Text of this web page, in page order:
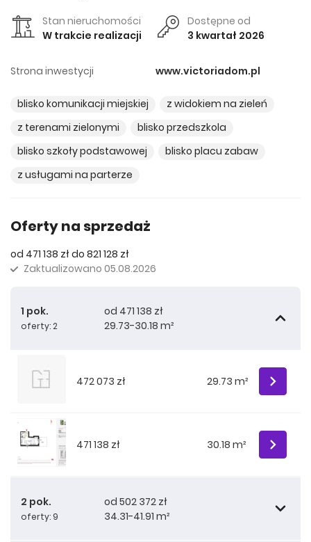
Stan nieruchomości
W trakcie realizacji
Dostępne od
3 kwartał 2026
Strona inwestycji www.victoriadom.pl
blisko komunikacji miejskiej
z widokiem na zieleń
z terenami zielonymi
blisko przedszkola
blisko szkoły podstawowej
blisko placu zabaw
z usługami na parterze
Oferty na sprzedaż
od 471 138 zł do 821 128 zł
Zaktualizowano 05.08.2026
1 pok.
oferty: 2
od 471 138 zł
29.73-30.18 m²
472 073 zł 29.73 m²
471 138 zł 30.18 m²
2 pok.
oferty: 9
od 502 372 zł
34.31-41.91 m²